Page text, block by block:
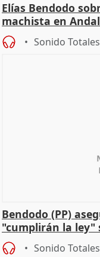
Elías Bendodo
machista en
Sonido Totales
Bendodo (PP)
"cumplirán la ley"
Sonido Totales